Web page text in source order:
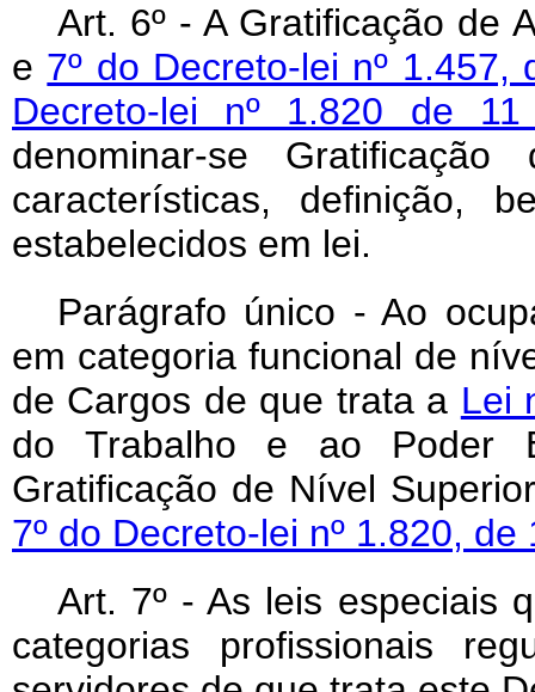
Art. 6º - A Gratificação de
e 7º do Decreto-lei nº
Decreto-lei nº 1.820 de
denominar-se
características, definição,
estabelecidos em lei.
Parágrafo único - Ao
em categoria funcional de
de Cargos de que trata a Lei
do Trabalho e ao Poder
Gratificação de Nível
7º do Decreto-lei nº 1.820,
Art. 7º - As leis especiais
categorias profissionais